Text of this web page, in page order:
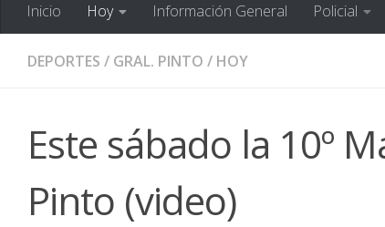
Inicio Hoy Información General Policial
DEPORTES / GRAL. PINTO / HOY
Este sábado la 10º
Pinto (video)